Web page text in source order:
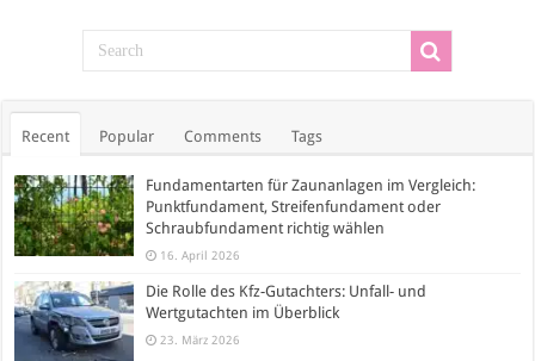
Recent Popular Comments Tags
Fundamentarten für Zaunanlagen im Vergleich:
Punktfundament, Streifenfundament oder
Schraubfundament richtig wählen
16. April 2026
Die Rolle des Kfz-Gutachters: Unfall- und
Wertgutachten im Überblick
23. März 2026